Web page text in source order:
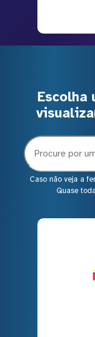
Escolha
Caso não veja a
Quase